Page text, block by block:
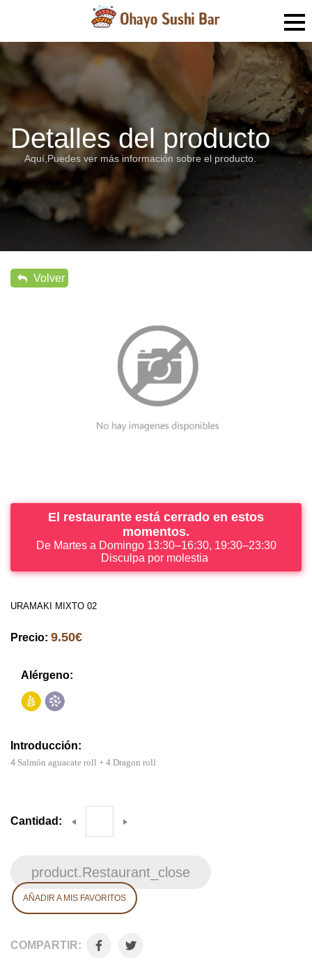
Detalles del producto
Aquí,Puedes ver más información sobre el producto.
Volver
El restaurante está cerrado en estos
momentos.
De Martes a Domingo 13:30–16:30, 19:30–23:30
Disculpa por molestia
URAMAKI MIXTO 02
Precio: 9.50€
Alérgeno:
Introducción:
4 Salmón aguacate roll + 4 Dragon roll
Cantidad:
product.Restaurant_close
AÑADIR A MIS FAVORITOS
COMPARTIR: